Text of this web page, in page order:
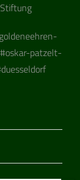
pat­z­elt-